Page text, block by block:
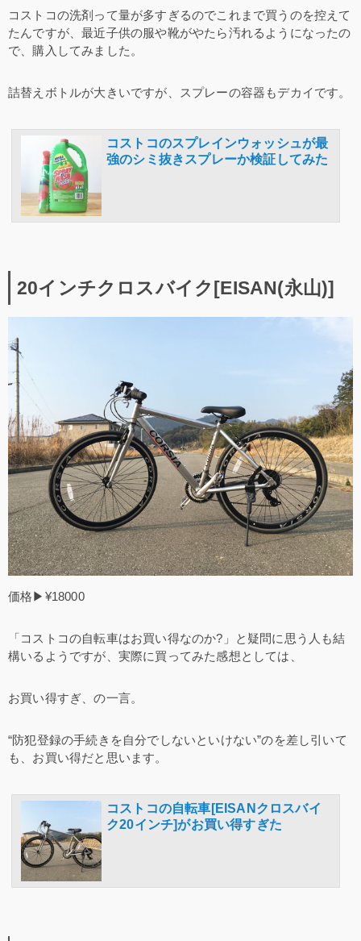
コストコの洗剤って量が多すぎるのでこれまで買うのを控えて
たんですが、最近子供の服や靴がやたら汚れるようになったの
で、購入してみました。
詰替えボトルが大きいですが、スプレーの容器もデカイです。
コストコのスプレインウォッシュが最
強のシミ抜きスプレーか検証してみた
20インチクロスバイク[EISAN(永山)]
価格▶¥18000
「コストコの自転車はお買い得なのか?」と疑問に思う人も結
構いるようですが、実際に買ってみた感想としては、
お買い得すぎ、の一言。
“防犯登録の手続きを自分でしないといけない”のを差し引いて
も、お買い得だと思います。
コストコの自転車[EISANクロスバイ
ク20インチ]がお買い得すぎた